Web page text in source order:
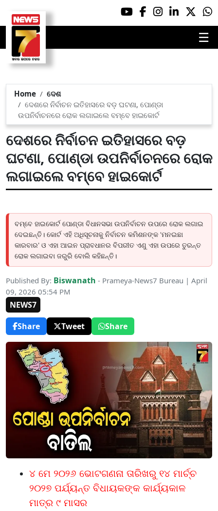
☰
Home
ଦେଶ
ଦେଶରେ ନିର୍ବାଚନ ଇତିହାସରେ ବଡ଼ ଘଟଣା, ପୋଣ୍ଡା
ଉପନିର୍ବାଚନରେ ରୋକ ଲଗାଇଲେ ବମ୍ବେ ହାଇକୋର୍ଟ
ଦେଶରେ ନିର୍ବାଚନ ଇତିହାସରେ ବଡ଼
ଘଟଣା, ପୋଣ୍ଡା ଉପନିର୍ବାଚନରେ ରୋକ
ଲଗାଇଲେ ବମ୍ବେ ହାଇକୋର୍ଟ
ବମ୍ବେ ହାଇକୋର୍ଟ ପୋଣ୍ଡା ବିଧାନସଭା ଉପନିର୍ବାଚନ ଉପରେ ରୋକ ଲଗାଇ
ଦେଇଛନ୍ତି। କୋର୍ଟ ଏହି ଅଧିସୂଚନାକୁ ନିର୍ବାଚନ କମିଶନଙ୍କ ‘ମନଇଛା
କାରବାର’ ଓ ଏହା ଆଇନ ପ୍ରାବଧାନର ବିପରୀତ ଏଣୁ ଏହା ଉପରେ ତୁରନ୍ତ
ରୋକ ଲଗାଇବା ଜରୁରି ବୋଲି କହିଛନ୍ତି।
Published By: Biswanath - Prameya-News7 Bureau | April
09, 2026 05:54 PM
NEWS7
Share
Tweet Share
୪ ମେ ୨୦୨୬ ଭୋଟଗଣନା ତାରିଖରୁ ୧୪ ମାର୍ଚ୍ଚ
୨୦୨୭ ପର୍ଯ୍ୟନ୍ତ ବିଧାୟକଙ୍କ କାର୍ଯ୍ୟକାଳ
ମାତ୍ର ୯ ମାସର